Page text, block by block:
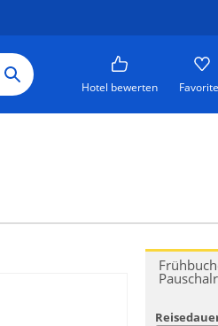
Hotel bewerten